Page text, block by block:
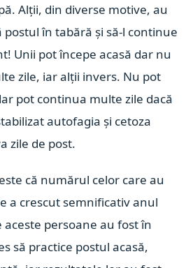
Alții, din diverse motive, au
în tabără și să-l continue
Unii pot începe acasă dar nu
zile, iar alții invers. Nu pot
pot continua multe zile dacă
autofagia și cetoza
zile de post.
că numărul celor care au
a crescut semnificativ anul
persoane au fost în
să practice postul acasă,